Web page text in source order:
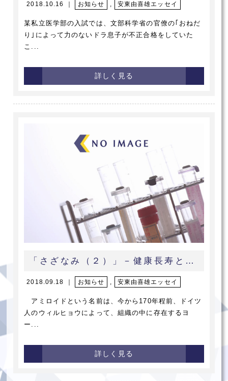
2018.10.16 ｜ お知らせ , 安東由喜雄エッセイ
某私立医学部の入試では、文部科学省の官僚の｢おねだ
り｣によって力のないドラ息子が不正合格をしていた
こ...
詳しく見る
「さざなみ（２）」－健康長寿と進化－
2018.09.18 ｜ お知らせ 安東由喜雄エッセイ
アミロイドという名前は、今から170年程前、ドイツ
人のウィルヒョウによって、組織の中に存在するヨ
ー...
詳しく見る